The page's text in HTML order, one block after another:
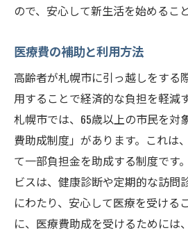
ので、安心して新生活を始めるこ
医療費の補助と利用方法
高齢者が札幌市に引っ越しをする
用することで経済的な負担を軽減
札幌市では、65歳以上の市民を対
費助成制度」があります。これは
て一部負担金を助成する制度です
ビスは、健康診断や定期的な訪問
にわたり、安心して医療を受ける
に、医療費助成を受けるためには